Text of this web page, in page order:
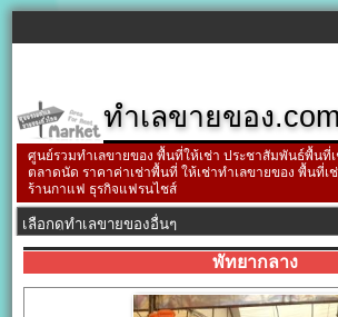
ทำเลขายของ
ศูนย์รวมทำเลขายของ พื้นที่ให้เช่า ประชาสัมพันธ์พื้นที่
ตลาดนัด ราคาค่าเช่าพื้นที่ ให้เช่าทำเลขายของ พื้นที่เ
ร้านกาแฟ ธุรกิจแฟรนไชส์
พัทยากลาง